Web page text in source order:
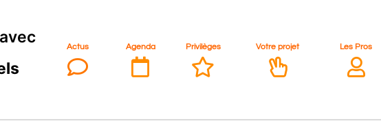
Actus Agenda Privilèges Votre projet Les Pros